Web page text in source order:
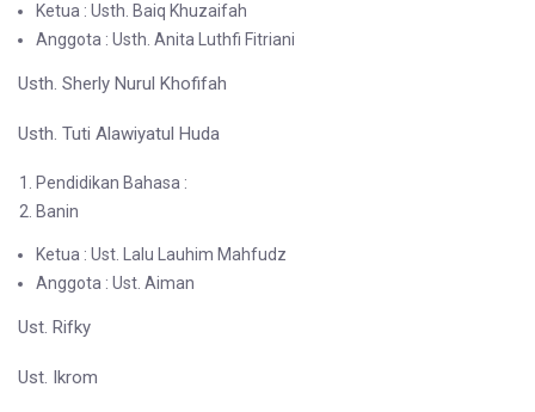
Ketua : Usth. Baiq Khuzaifah
Anggota : Usth. Anita Luthfi Fitriani
Usth. Sherly Nurul Khofifah
Usth. Tuti Alawiyatul Huda
Pendidikan Bahasa :
Banin
Ketua : Ust. Lalu Lauhim Mahfudz
Anggota : Ust. Aiman
Ust. Rifky
Ust. Ikrom